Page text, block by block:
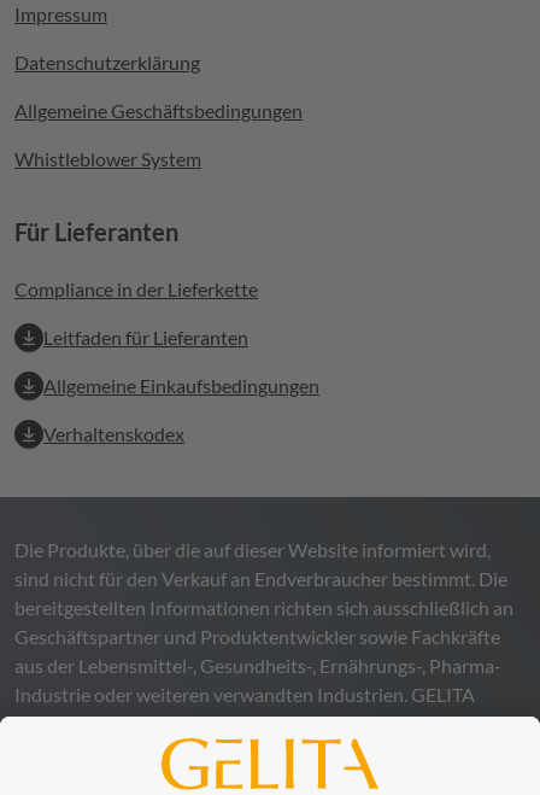
Impressum
Datenschutzerklärung
Allgemeine Geschäftsbedingungen
Whistleblower System
Für Lieferanten
Compliance in der Lieferkette
Leitfaden für Lieferanten
Allgemeine Einkaufsbedingungen
Verhaltenskodex
Die Produkte, über die auf dieser Website informiert wird,
sind nicht für den Verkauf an Endverbraucher bestimmt. Die
bereitgestellten Informationen richten sich ausschließlich an
Geschäftspartner und Produktentwickler sowie Fachkräfte
aus der Lebensmittel-, Gesundheits-, Ernährungs-, Pharma-
Industrie oder weiteren verwandten Industrien. GELITA
übernimmt keinerlei Gewähr – weder ausdrücklich noch
stillschweigend – für die Richtigkeit, Verlässlichkeit oder
Vollständigkeit der bereitgestellten Informationen und